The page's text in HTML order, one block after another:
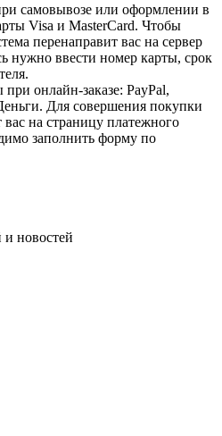
самовывозе или оформлении в
Visa и MasterCard. Чтобы
перенаправит вас на сервер
нужно ввести номер карты, срок
онлайн-заказе: PayPal,
Для совершения покупки
вас на страницу платежного
заполнить форму по
и новостей